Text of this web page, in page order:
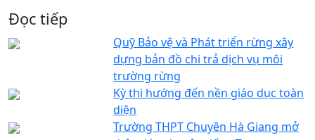
Đọc tiếp
Quỹ Bảo vệ và Phát triển rừng xây
dựng bản đồ chi trả dịch vụ môi
trường rừng
Kỳ thi hướng đến nền giáo dục toàn
diện
Trường THPT Chuyên Hà Giang mở